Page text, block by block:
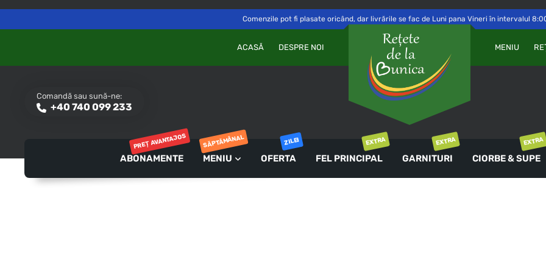
Delivery toSăvinești, NT Switch
Comenzile pot fi plasate oricând, dar livrările se fac de Luni pana Vineri în intervalul
MENIU
ACASĂ DESPRE NOI
Comandă sau sună-ne:
+40 740 099 233
PAROLĂ
AUTENTIFICARE
Ai uitat parola?
ABONAMENTE
PREȚ AVANTAJOS
MENIU
SĂPTĂMÂNAL
OFERTA
ZILEI
FEL PRINCIPAL
EXTRA
GARNITURI
EXTRA
CIORBE & SUPE
EXTRA